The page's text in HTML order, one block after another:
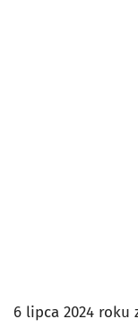
6 lipca 2024 roku